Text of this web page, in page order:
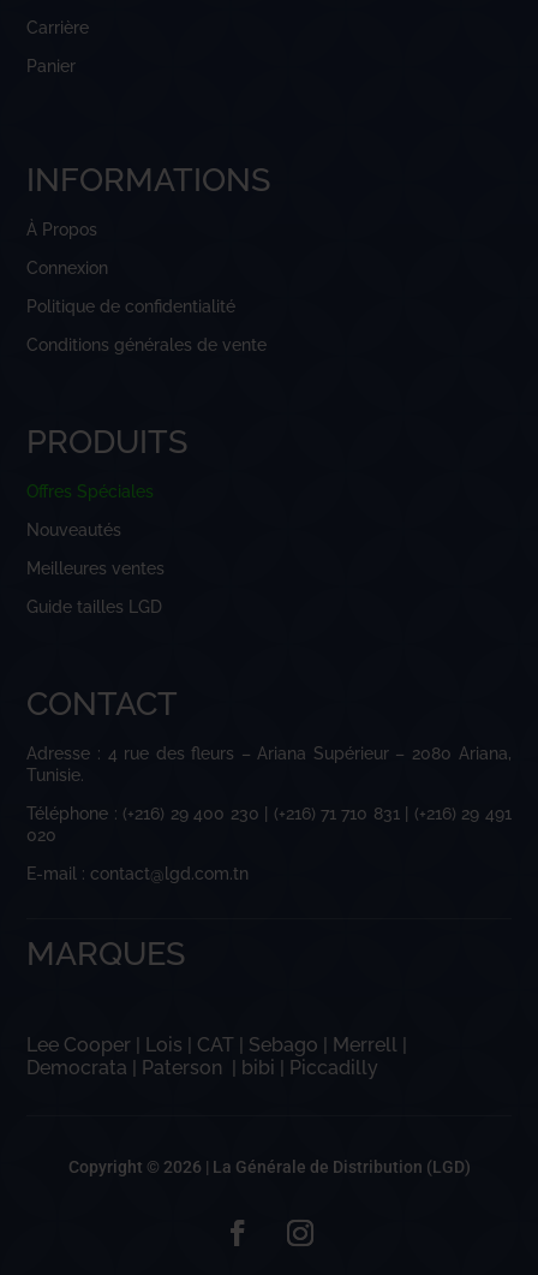
Carrière
Panier
INFORMATIONS
À Propos
Connexion
Politique de confidentialité
Conditions générales de vente
PRODUITS
Offres Spéciales
Nouveautés
Meilleures ventes
Guide tailles LGD
CONTACT
Adresse : 4 rue des fleurs – Ariana Supérieur – 2080 Ariana,
Tunisie.
Téléphone : (+216) 29 400 230 | (+216) 71 710 831 | (+216) 29 491
020
E-mail : contact@lgd.com.tn
MARQUES
Lee Cooper | Lois | CAT | Sebago | Merrell |
Democrata | Paterson | bibi | Piccadilly
Copyright © 2026 | La Générale de Distribution (LGD)